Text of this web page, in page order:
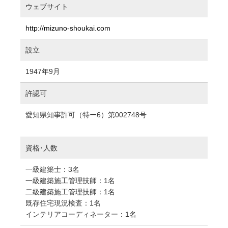
ウェブサイト
http://mizuno-shoukai.com
設立
1947年9月
許認可
愛知県知事許可（特ー6）第002748号
資格･人数
一級建築士：3名
一級建築施工管理技師：1名
二級建築施工管理技師：1名
既存住宅現況検査：1名
インテリアコーディネーター：1名